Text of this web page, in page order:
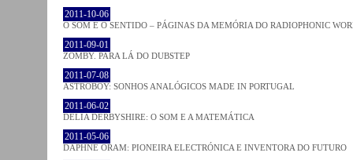
2011-10-06
O SOM E O SENTIDO – PÁGINAS DA MEMÓRIA DO RADIOPHONIC
2011-09-01
ZOMBY. PARA LÁ DO DUBSTEP
2011-07-08
ASTROBOY: SONHOS ANALÓGICOS MADE IN PORTUGAL
2011-06-02
DELIA DERBYSHIRE: O SOM E A MATEMÁTICA
2011-05-06
DAPHNE ORAM: PIONEIRA ELECTRÓNICA E INVENTORA DO FUTURO